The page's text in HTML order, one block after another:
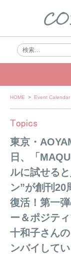
Skip
HOME > Event Calendar
東京・
日、「
ルに試せる
ン”が創刊20
復活！第一
ー＆ポジテ
十和子さん
ンバイして